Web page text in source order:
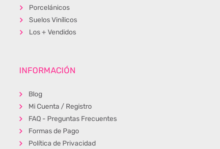
Porcelánicos
Suelos Vinílicos
Los + Vendidos
INFORMACIÓN
Blog
Mi Cuenta / Registro
FAQ - Preguntas Frecuentes
Formas de Pago
Política de Privacidad